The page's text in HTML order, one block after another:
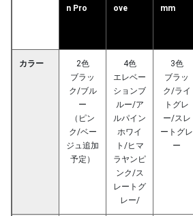
n Pro
ove
mm
カラー
2色
ブラッ
ク/ブル
ー
（ピン
ク/ベー
ジュ追加
予定）
4色
エレベー
ションブ
ルー/ア
ルパイン
ホワイ
ト/ヒマ
ラヤンピ
ンク/ス
レートグ
レー/
3色
ブラッ
ク/ライ
トグレ
ー/スレ
ートグレ
ー